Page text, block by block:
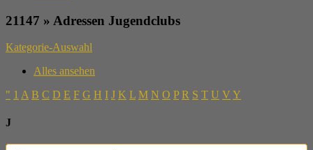
21147 » Adressen Jugendclubs
Kategorie-Auswahl
Alles ansehen
" 1 A B C D E F G H I J K L M N O P R S T U V Y
J